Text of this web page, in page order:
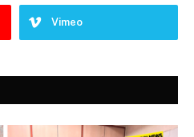
Vimeo